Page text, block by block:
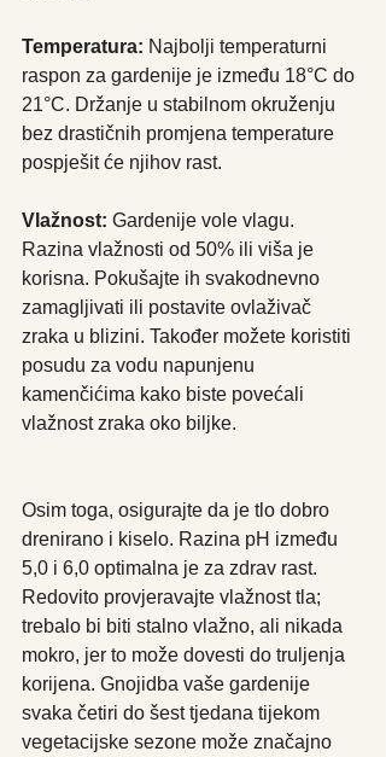
Temperatura: Najbolji temperaturni
raspon za gardenije je između 18°C do
21°C. Držanje u stabilnom okruženju
bez drastičnih promjena temperature
pospješit će njihov rast.
Vlažnost: Gardenije vole vlagu.
Razina vlažnosti od 50% ili viša je
korisna. Pokušajte ih svakodnevno
zamagljivati ​​ili postavite ovlaživač
zraka u blizini. Također možete koristiti
posudu za vodu napunjenu
kamenčićima kako biste povećali
vlažnost zraka oko biljke.
Osim toga, osigurajte da je tlo dobro
drenirano i kiselo. Razina pH između
5,0 i 6,0 optimalna je za zdrav rast.
Redovito provjeravajte vlažnost tla;
trebalo bi biti stalno vlažno, ali nikada
mokro, jer to može dovesti do truljenja
korijena. Gnojidba vaše gardenije
svaka četiri do šest tjedana tijekom
vegetacijske sezone može značajno